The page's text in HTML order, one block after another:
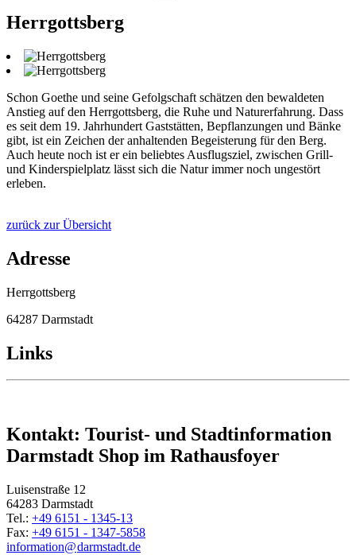
Herrgottsberg
Schon Goethe und seine Gefolgschaft schätzen den bewaldeten
Anstieg auf den Herrgottsberg, die Ruhe und Naturerfahrung. Dass
es seit dem 19. Jahrhundert Gaststätten, Bepflanzungen und Bänke
gibt, ist ein Zeichen der anhaltenden Begeisterung für den Berg.
Auch heute noch ist er ein beliebtes Ausflugsziel, zwischen Grill-
und Kinderspielplatz lässt sich die Natur immer noch ungestört
erleben.
zurück zur Übersicht
Adresse
Herrgottsberg
64287 Darmstadt
Links
Kontakt: Tourist- und Stadtinformation
Darmstadt Shop im Rathausfoyer
Luisenstraße 12
64283 Darmstadt
Tel.: +49 6151 - 1345-13
Fax: +49 6151 - 1347-5858
information@darmstadt.de